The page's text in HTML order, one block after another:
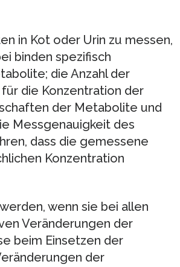
in Kot oder Urin zu messen,
binden spezifisch
die Anzahl der
die Konzentration der
der Metabolite und
Messgenauigkeit des
dass die gemessene
Konzentration
wenn sie bei allen
Veränderungen der
beim Einsetzen der
der